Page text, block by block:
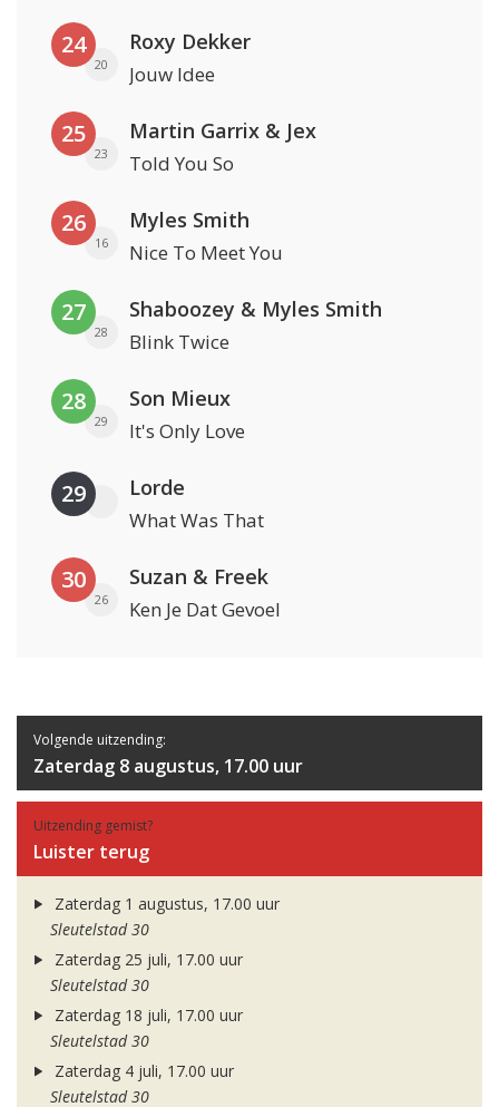
24
20
Roxy Dekker
Jouw Idee
25
23
Martin Garrix & Jex
Told You So
26
16
Myles Smith
Nice To Meet You
27
28
Shaboozey & Myles Smith
Blink Twice
28
29
Son Mieux
It's Only Love
29 Lorde
What Was That
30
26
Suzan & Freek
Ken Je Dat Gevoel
Volgende uitzending:
Zaterdag 8 augustus, 17.00 uur
Uitzending gemist?
Luister terug
Zaterdag 1 augustus, 17.00 uur
Sleutelstad 30
Zaterdag 25 juli, 17.00 uur
Sleutelstad 30
Zaterdag 18 juli, 17.00 uur
Sleutelstad 30
Zaterdag 4 juli, 17.00 uur
Sleutelstad 30